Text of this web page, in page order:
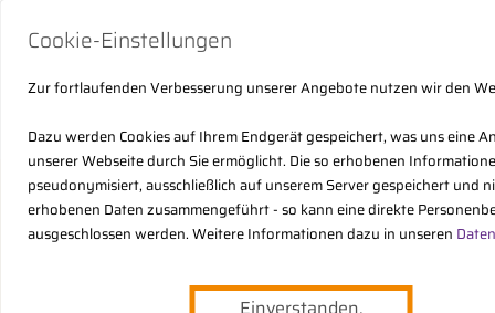
Cookie-Einstellungen
Zur fortlaufenden Verbesserung unserer Angebote nutzen wir den
Dazu werden Cookies auf Ihrem Endgerät gespeichert, was uns eine
unserer Webseite durch Sie ermöglicht. Die so erhobenen
pseudonymisiert, ausschließlich auf unserem Server gespeichert und
erhobenen Daten zusammengeführt - so kann eine direkte
ausgeschlossen werden. Weitere Informationen dazu in unseren